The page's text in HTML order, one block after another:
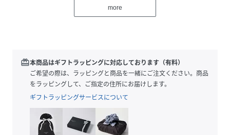
す。
＊撮影環境によりスマートフォン、パソコンなどの画面上と
実物では多少色味が異なることがございます。
＊商品の特性上、色や形に多少の個体差がございますので予
めご了承ください。
＊アクセサリーは壊れやすいものです。取扱いにご注意くだ
more
redeem本商品はギフトラッピングに対応しております（有料）
ご希望の際は、ラッピングと商品を一緒にご注文ください。商品
をラッピングして、ご指定の住所にお届けします。
ギフトラッピングサービスについて